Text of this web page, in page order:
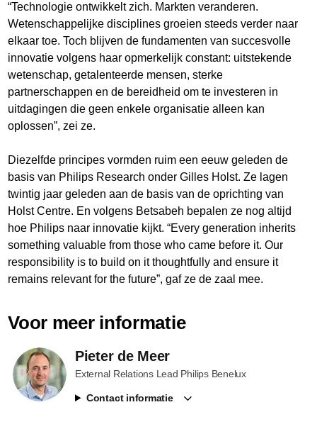
“Technologie ontwikkelt zich. Markten veranderen.
Wetenschappelijke disciplines groeien steeds verder naar
elkaar toe. Toch blijven de fundamenten van succesvolle
innovatie volgens haar opmerkelijk constant: uitstekende
wetenschap, getalenteerde mensen, sterke
partnerschappen en de bereidheid om te investeren in
uitdagingen die geen enkele organisatie alleen kan
oplossen”, zei ze.
Diezelfde principes vormden ruim een eeuw geleden de
basis van Philips Research onder Gilles Holst. Ze lagen
twintig jaar geleden aan de basis van de oprichting van
Holst Centre. En volgens Betsabeh bepalen ze nog altijd
hoe Philips naar innovatie kijkt. “Every generation inherits
something valuable from those who came before it. Our
responsibility is to build on it thoughtfully and ensure it
remains relevant for the future”, gaf ze de zaal mee.
Voor meer informatie
Pieter de Meer
External Relations Lead Philips Benelux
Contact informatie